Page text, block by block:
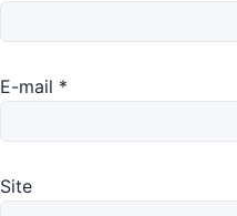
E-mail *
Site